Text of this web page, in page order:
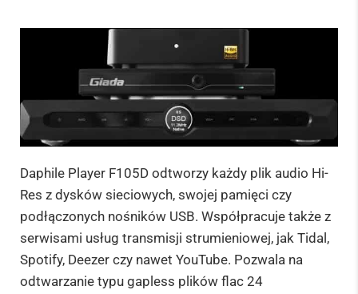
Daphile Player F105D odtworzy każdy plik audio Hi-
Res z dysków sieciowych, swojej pamięci czy
podłączonych nośników USB. Współpracuje także z
serwisami usług transmisji strumieniowej, jak Tidal,
Spotify, Deezer czy nawet YouTube. Pozwala na
odtwarzanie typu gapless plików flac 24